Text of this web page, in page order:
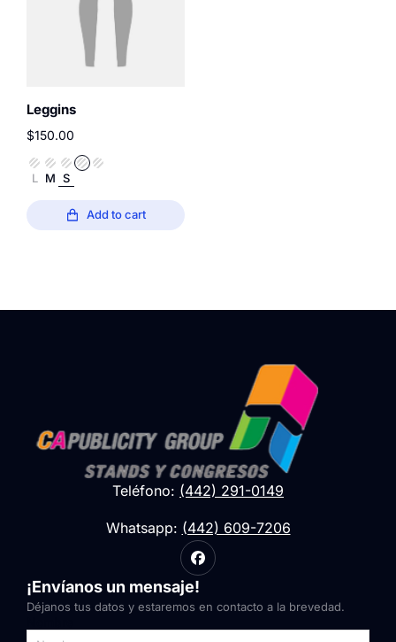
Leggins
$150.00
L M S
Add to cart
Teléfono: (442) 291-0149
Whatsapp: (442) 609-7206
¡Envíanos un mensaje!
Déjanos tus datos y estaremos en contacto a la brevedad.